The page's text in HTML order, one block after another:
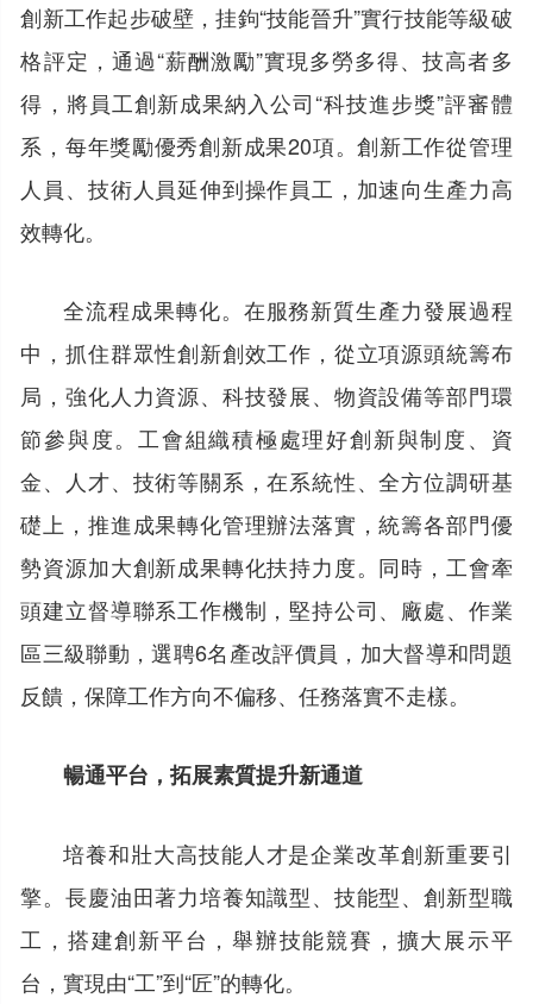
創新工作起步破壁，挂鉤“技能晉升”實行技能等級破
格評定，通過“薪酬激勵”實現多勞多得、技高者多
得，將員工創新成果納入公司“科技進步獎”評審體
系，每年獎勵優秀創新成果20項。創新工作從管理
人員、技術人員延伸到操作員工，加速向生產力高
效轉化。
全流程成果轉化。在服務新質生產力發展過程
中，抓住群眾性創新創效工作，從立項源頭統籌布
局，強化人力資源、科技發展、物資設備等部門環
節參與度。工會組織積極處理好創新與制度、資
金、人才、技術等關系，在系統性、全方位調研基
礎上，推進成果轉化管理辦法落實，統籌各部門優
勢資源加大創新成果轉化扶持力度。同時，工會牽
頭建立督導聯系工作機制，堅持公司、廠處、作業
區三級聯動，選聘6名產改評價員，加大督導和問題
反饋，保障工作方向不偏移、任務落實不走樣。
暢通平台，拓展素質提升新通道
培養和壯大高技能人才是企業改革創新重要引
擎。長慶油田著力培養知識型、技能型、創新型職
工，搭建創新平台，舉辦技能競賽，擴大展示平
台，實現由“工”到“匠”的轉化。